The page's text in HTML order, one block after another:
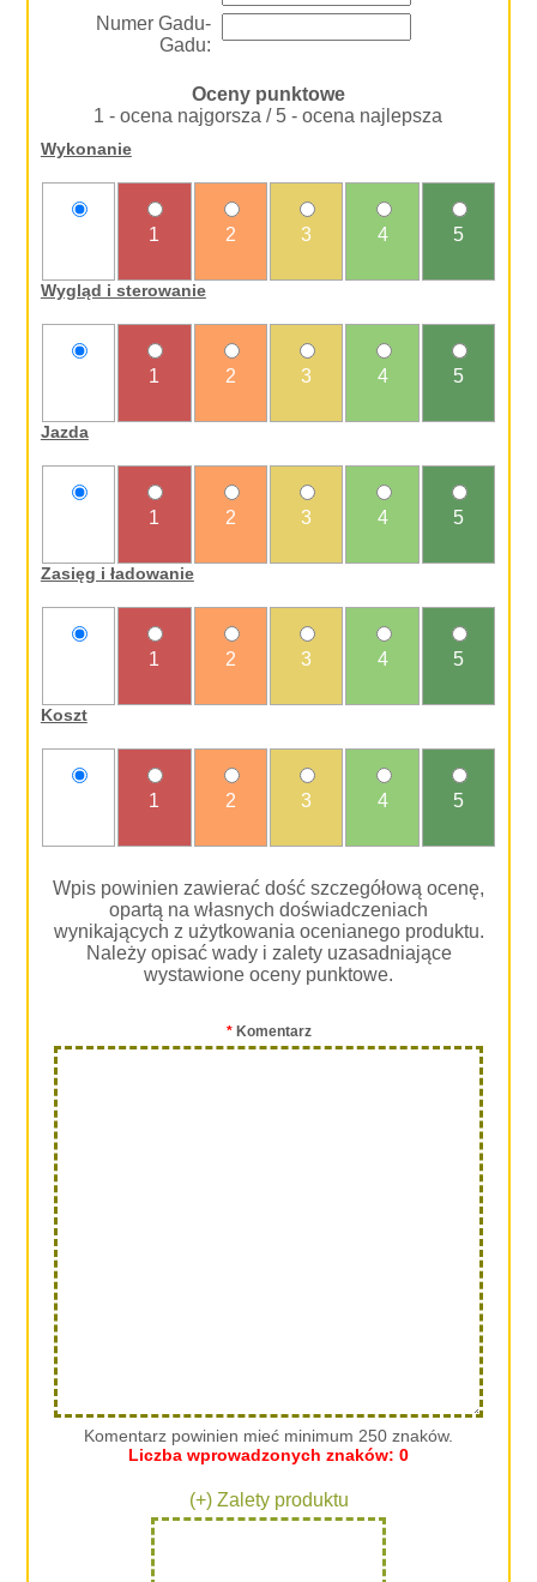
Numer Gadu-
Gadu:
Oceny punktowe
1 - ocena najgorsza / 5 - ocena najlepsza
Wykonanie
1 2 3 4 5
Wygląd i sterowanie
1 2 3 4 5
Jazda
1 2 3 4 5
Zasięg i ładowanie
1 2 3 4 5
Koszt
1 2 3 4 5
Wpis powinien zawierać dość szczegółową ocenę,
opartą na własnych doświadczeniach
wynikających z użytkowania ocenianego produktu.
Należy opisać wady i zalety uzasadniające
wystawione oceny punktowe.
*Komentarz
Komentarz powinien mieć minimum 250 znaków.
Liczba wprowadzonych znaków: 0
(+) Zalety produktu